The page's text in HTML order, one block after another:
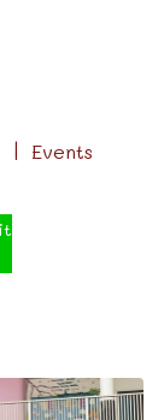
Events